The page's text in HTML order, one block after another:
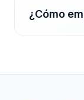
¿Cómo